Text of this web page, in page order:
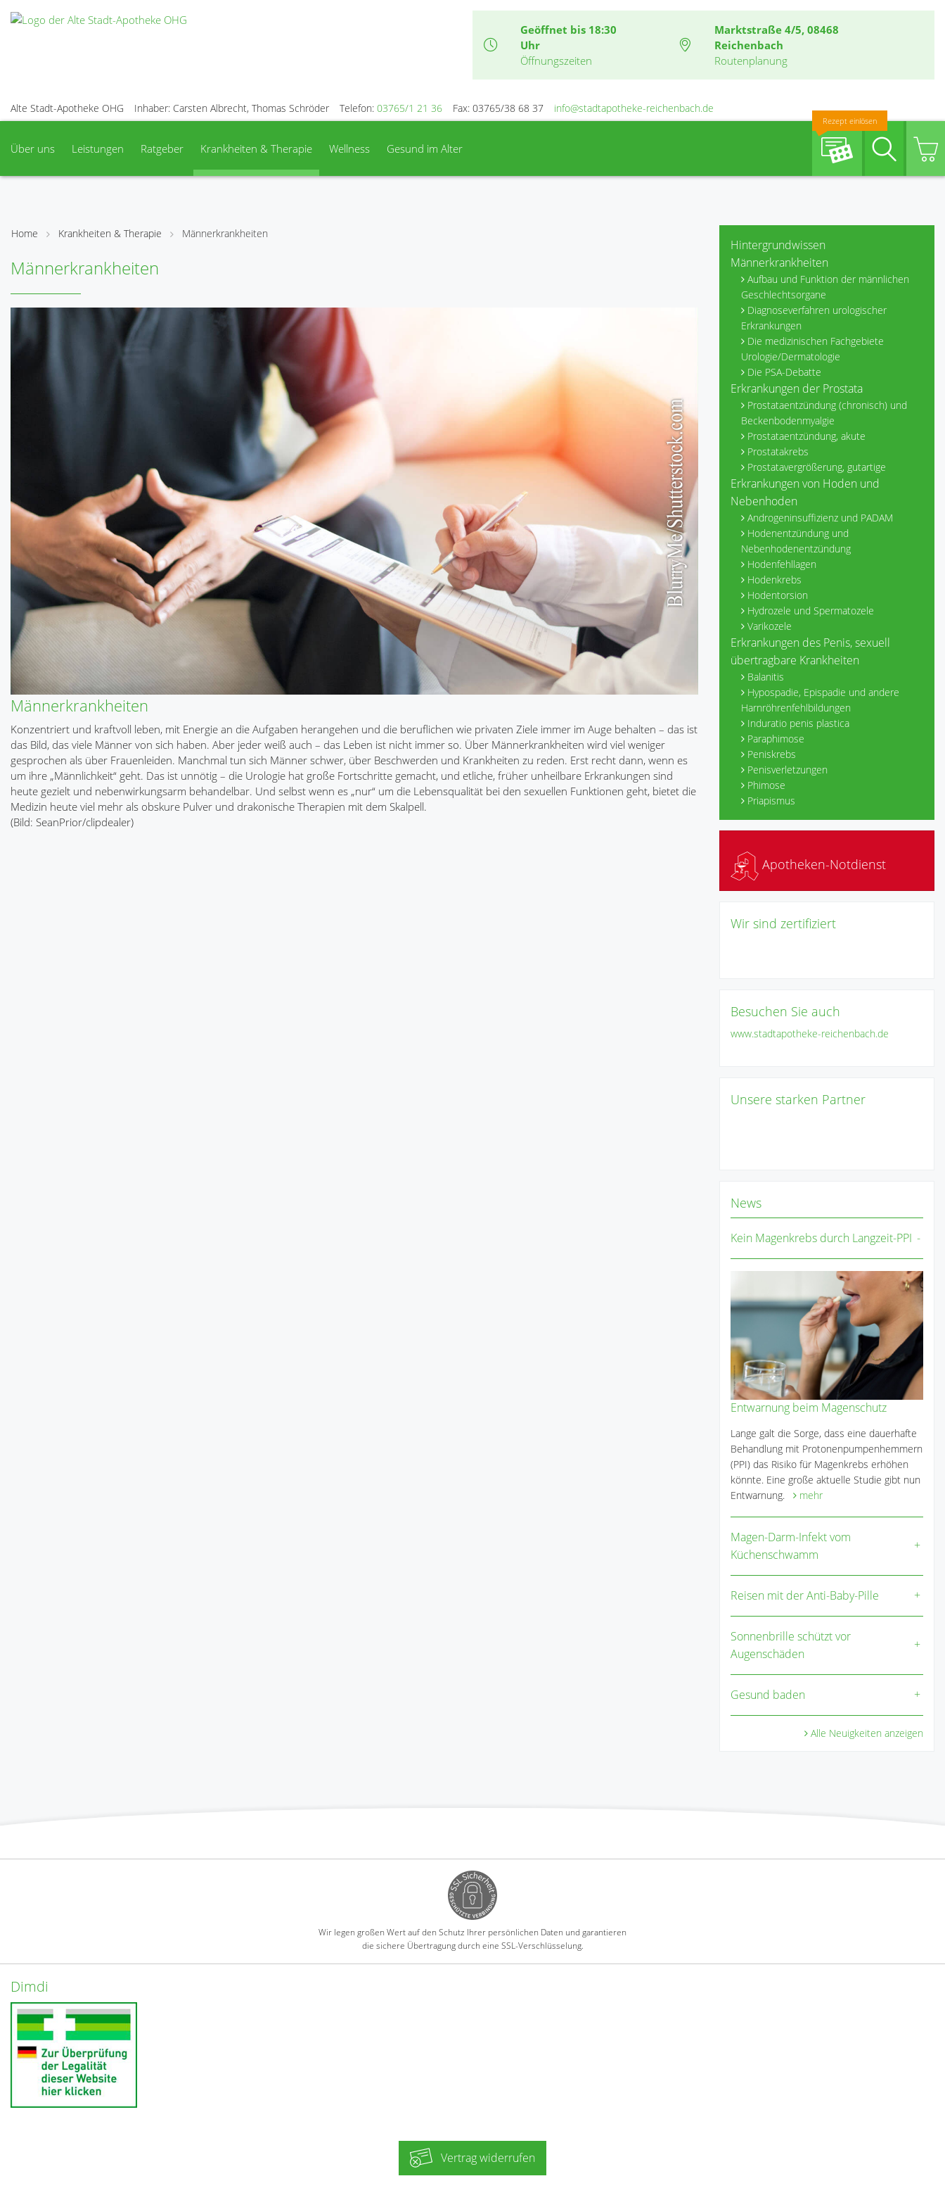
Geöffnet bis 18:30
Uhr
Öffnungszeiten
Marktstraße 4/5, 08468
Reichenbach
Routenplanung
Alte Stadt-Apotheke OHG Inhaber: Carsten Albrecht, Thomas Schröder Telefon: 03765/1 21 36 Fax: 03765/38 68 37 info@stadtapotheke-reichenbach.de
Über uns Leistungen Ratgeber Krankheiten & Therapie Wellness Gesund im Alter
Rezept einlösen
Suche
Home Krankheiten & Therapie Männerkrankheiten
Männerkrankheiten
Männerkrankheiten
Konzentriert und kraftvoll leben, mit Energie an die Aufgaben herangehen und die beruflichen wie privaten Ziele immer im Auge behalten – das ist
das Bild, das viele Männer von sich haben. Aber jeder weiß auch – das Leben ist nicht immer so. Über Männerkrankheiten wird viel weniger
gesprochen als über Frauenleiden. Manchmal tun sich Männer schwer, über Beschwerden und Krankheiten zu reden. Erst recht dann, wenn es
um ihre „Männlichkeit“ geht. Das ist unnötig – die Urologie hat große Fortschritte gemacht, und etliche, früher unheilbare Erkrankungen sind
heute gezielt und nebenwirkungsarm behandelbar. Und selbst wenn es „nur“ um die Lebensqualität bei den sexuellen Funktionen geht, bietet die
Medizin heute viel mehr als obskure Pulver und drakonische Therapien mit dem Skalpell.
(Bild: SeanPrior/clipdealer)
Hintergrundwissen
Männerkrankheiten
Aufbau und Funktion der männlichen
Geschlechtsorgane
Diagnoseverfahren urologischer
Erkrankungen
Die medizinischen Fachgebiete
Urologie/Dermatologie
Die PSA-Debatte
Erkrankungen der Prostata
Prostataentzündung (chronisch) und
Beckenbodenmyalgie
Prostataentzündung, akute
Prostatakrebs
Prostatavergrößerung, gutartige
Erkrankungen von Hoden und
Nebenhoden
Androgeninsuffizienz und PADAM
Hodenentzündung und
Nebenhodenentzündung
Hodenfehllagen
Hodenkrebs
Hodentorsion
Hydrozele und Spermatozele
Varikozele
Erkrankungen des Penis, sexuell
übertragbare Krankheiten
Balanitis
Hypospadie, Epispadie und andere
Harnröhrenfehlbildungen
Induratio penis plastica
Paraphimose
Peniskrebs
Penisverletzungen
Phimose
Priapismus
Apotheken-Notdienst
Wir sind zertifiziert
Besuchen Sie auch
www.stadtapotheke-reichenbach.de
Unsere starken Partner
News
Kein Magenkrebs durch Langzeit-PPI
Entwarnung beim Magenschutz
Lange galt die Sorge, dass eine dauerhafte
Behandlung mit Protonenpumpenhemmern
(PPI) das Risiko für Magenkrebs erhöhen
könnte. Eine große aktuelle Studie gibt nun
Entwarnung.
mehr
Magen-Darm-Infekt vom
Küchenschwamm
Reisen mit der Anti-Baby-Pille
Sonnenbrille schützt vor
Augenschäden
Gesund baden
Alle Neuigkeiten anzeigen
Wir legen großen Wert auf den Schutz Ihrer persönlichen Daten und garantieren
die sichere Übertragung durch eine SSL-Verschlüsselung.
Dimdi
Vertrag widerrufen